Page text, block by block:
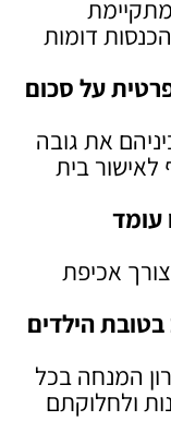
מתקיימת
דומות
על סכום
את גובה
לאישור בית
עומד
אכיפת
הילדים
המנחה בכל
ולחלוקתם